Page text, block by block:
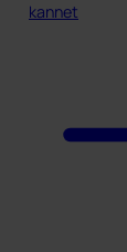
kannet